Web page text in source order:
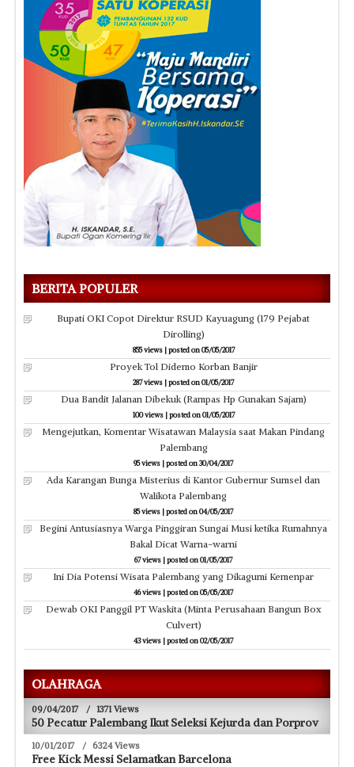
BERITA POPULER
Bupati OKI Copot Direktur RSUD Kayuagung (179 Pejabat
Dirolling)
855 views|posted on 05/05/2017
Proyek Tol Didemo Korban Banjir
287 views |posted on 01/05/2017
Dua Bandit Jalanan Dibekuk (Rampas Hp Gunakan Sajam)
100 views|posted on 01/05/2017
Mengejutkan, Komentar Wisatawan Malaysia saat Makan Pindang
Palembang
95 views |posted on 30/04/2017
Ada Karangan Bunga Misterius di Kantor Gubernur Sumsel dan
Walikota Palembang
85 views |posted on 04/05/2017
Begini Antusiasnya Warga Pinggiran Sungai Musi ketika Rumahnya
Bakal Dicat Warna-warni
67 views |posted on 01/05/2017
Ini Dia Potensi Wisata Palembang yang Dikagumi Kemenpar
46 views |posted on 05/05/2017
Dewab OKI Panggil PT Waskita (Minta Perusahaan Bangun Box
Culvert)
43 views |posted on 02/05/2017
OLAHRAGA
09/04/2017 / 1371 Views
50 Pecatur Palembang Ikut Seleksi Kejurda dan Porprov
10/01/2017 / 6324 Views
Free Kick Messi Selamatkan Barcelona